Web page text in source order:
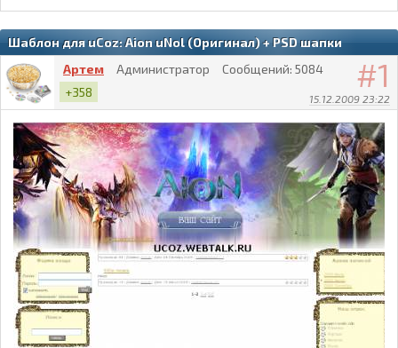
Шаблон для uCoz: Aion uNol (Оригинал) + PSD шапки
1
15.12.2009 23:22
Артем Администратор Сообщений: 5084
+358